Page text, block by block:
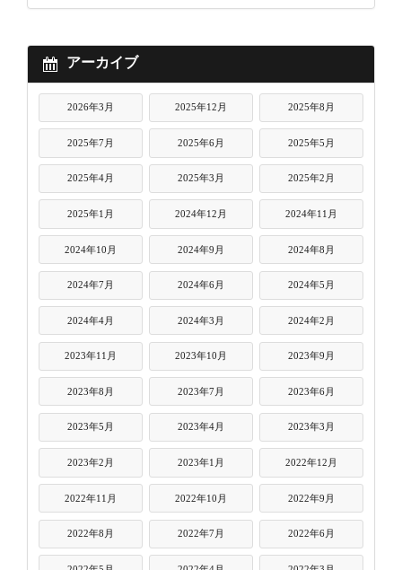
アーカイブ
2026年3月 2025年12月 2025年8月
2025年7月 2025年6月 2025年5月
2025年4月 2025年3月 2025年2月
2025年1月 2024年12月 2024年11月
2024年10月 2024年9月 2024年8月
2024年7月 2024年6月 2024年5月
2024年4月 2024年3月 2024年2月
2023年11月 2023年10月 2023年9月
2023年8月 2023年7月 2023年6月
2023年5月 2023年4月 2023年3月
2023年2月 2023年1月 2022年12月
2022年11月 2022年10月 2022年9月
2022年8月 2022年7月 2022年6月